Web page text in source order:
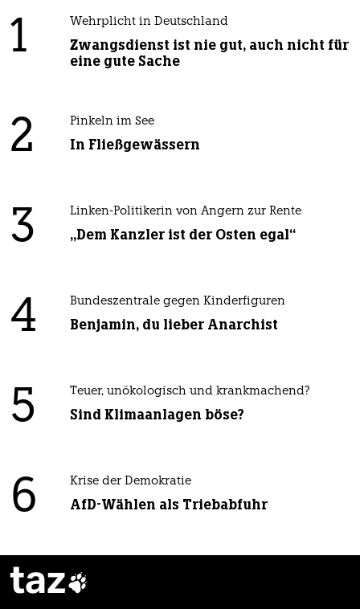
1 Wehrplicht in Deutschland
Zwangsdienst ist nie gut, auch nicht für
eine gute Sache
2 Pinkeln im See
In Fließgewässern
3 Linken-Politikerin von Angern zur Rente
„Dem Kanzler ist der Osten egal“
4 Bundeszentrale gegen Kinderfiguren
Benjamin, du lieber Anarchist
5 Teuer, unökologisch und krankmachend?
Sind Klimaanlagen böse?
6 Krise der Demokratie
AfD-Wählen als Triebabfuhr
taz